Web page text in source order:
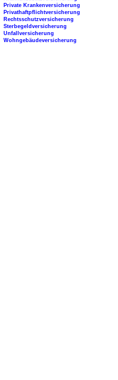
Private Krankenversicherung
Privathaftpflichtversicherung
Rechtsschutzversicherung
Sterbegeldversicherung
Unfallversicherung
Wohngebäudeversicherung